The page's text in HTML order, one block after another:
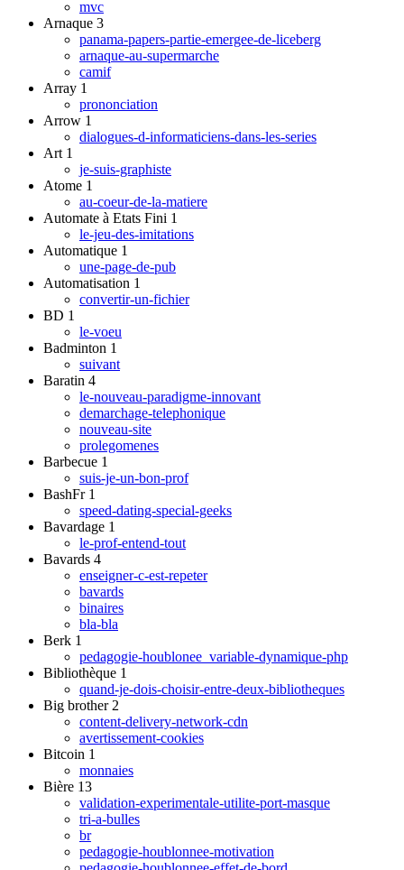
mvc
Arnaque 3
panama-papers-partie-emergee-de-liceberg
arnaque-au-supermarche
camif
Array 1
prononciation
Arrow 1
dialogues-d-informaticiens-dans-les-series
Art 1
je-suis-graphiste
Atome 1
au-coeur-de-la-matiere
Automate à Etats Fini 1
le-jeu-des-imitations
Automatique 1
une-page-de-pub
Automatisation 1
convertir-un-fichier
BD 1
le-voeu
Badminton 1
suivant
Baratin 4
le-nouveau-paradigme-innovant
demarchage-telephonique
nouveau-site
prolegomenes
Barbecue 1
suis-je-un-bon-prof
BashFr 1
speed-dating-special-geeks
Bavardage 1
le-prof-entend-tout
Bavards 4
enseigner-c-est-repeter
bavards
binaires
bla-bla
Berk 1
pedagogie-houblonee_variable-dynamique-php
Bibliothèque 1
quand-je-dois-choisir-entre-deux-bibliotheques
Big brother 2
content-delivery-network-cdn
avertissement-cookies
Bitcoin 1
monnaies
Bière 13
validation-experimentale-utilite-port-masque
tri-a-bulles
br
pedagogie-houblonnee-motivation